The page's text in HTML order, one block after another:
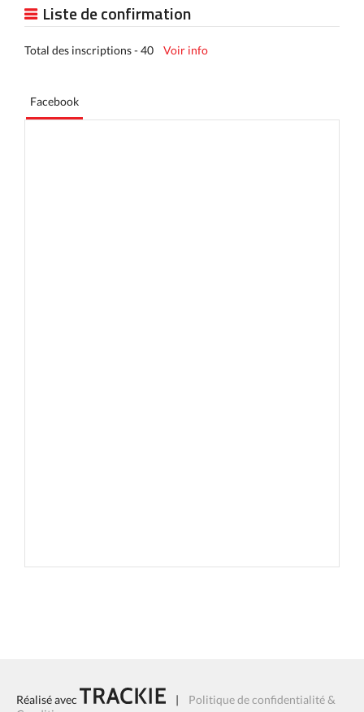
Liste de confirmation
Total des inscriptions - 40 Voir info
Facebook
Réalisé avec | Politique de confidentialité &